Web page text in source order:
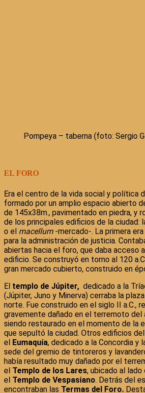
Pompeya – taberna (foto: Sergio
EL FORO
Era el centro de la vida social y política
formado por un amplio espacio abierto
de 145x38m., pavimentado en piedra, y
de los principales edificios de la ciudad:
o el macellum -mercado-. La primera
para la administración de justicia.
abiertas hacia el foro, que daba acceso
edificio. Se construyó en torno al 120
gran mercado cubierto, construido en
El templo de Júpiter, dedicado a la
(Júpiter, Juno y Minerva) cerraba la
norte. Fue construido en el siglo II a.C.,
gravemente dañado en el terremoto del
siendo restaurado en el momento de la
que sepultó la ciudad. Otros edificios
el Eumaquía, dedicado a la Concordia y
sede del gremio de tintoreros y
había resultado muy dañado por el
el Templo de los Lares, ubicado al
el Templo de Vespasiano. Detrás del
encontraban las Termas del Foro.